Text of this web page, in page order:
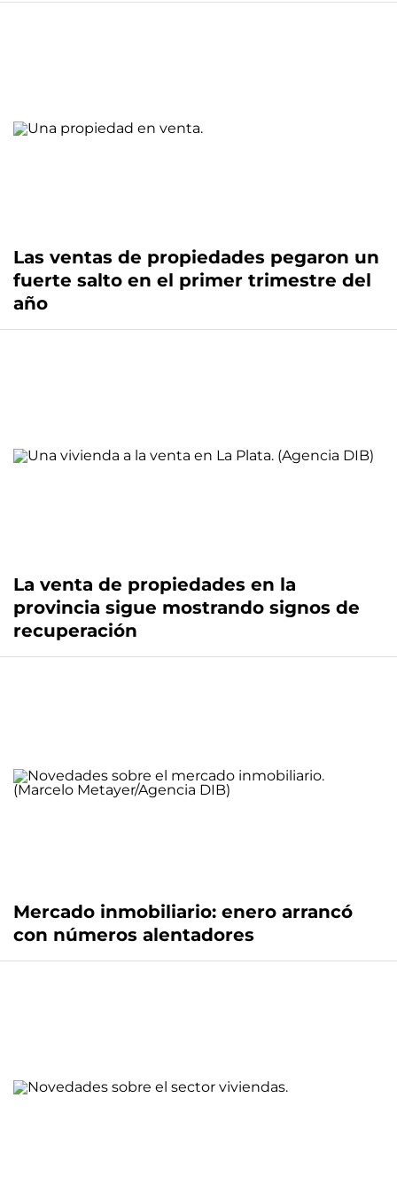
Las ventas de propiedades pegaron un
fuerte salto en el primer trimestre del
año
La venta de propiedades en la
provincia sigue mostrando signos de
recuperación
Mercado inmobiliario: enero arrancó
con números alentadores